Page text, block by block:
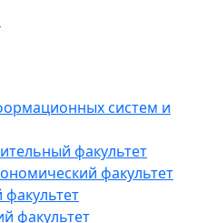
систем и
факультет
факультет
факультет